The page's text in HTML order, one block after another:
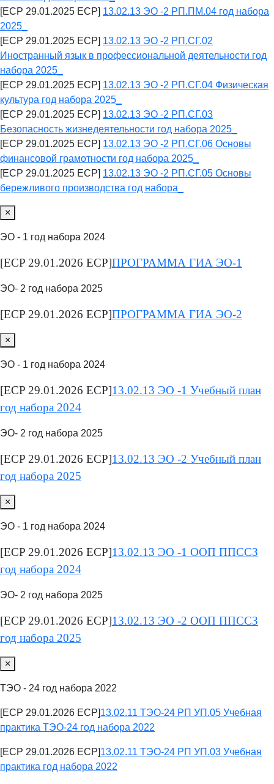
[ECP 29.01.2025 ECP] 13.02.13 ЭО -2 РП.ПМ.04 год набора
2025_
[ECP 29.01.2025 ECP] 13.02.13 ЭО -2 РП.СГ.02
Иностранный язык в профессиональной деятельности год
набора 2025_
[ECP 29.01.2025 ECP] 13.02.13 ЭО -2 РП.СГ.04 Физическая
культура год набора 2025_
[ECP 29.01.2025 ECP] 13.02.13 ЭО -2 РП.СГ.03
Безопасность жизнедеятельности год набора 2025_
[ECP 29.01.2025 ECP] 13.02.13 ЭО -2 РП.СГ.06 Основы
финансовой грамотности год набора 2025_
[ECP 29.01.2025 ECP] 13.02.13 ЭО -2 РП.СГ.05 Основы
бережливого производства год набора_
×
ЭО - 1 год набора 2024
[ECP 29.01.2026 ECP]ПРОГРАММА ГИА ЭО-1
ЭО- 2 год набора 2025
[ECP 29.01.2026 ECP]ПРОГРАММА ГИА ЭО-2
×
ЭО - 1 год набора 2024
[ECP 29.01.2026 ECP]13.02.13 ЭО -1 Учебный план
год набора 2024
ЭО- 2 год набора 2025
[ECP 29.01.2026 ECP]13.02.13 ЭО -2 Учебный план
год набора 2025
×
ЭО - 1 год набора 2024
[ECP 29.01.2026 ECP]13.02.13 ЭО -1 ООП ППССЗ
год набора 2024
ЭО- 2 год набора 2025
[ECP 29.01.2026 ECP]13.02.13 ЭО -2 ООП ППССЗ
год набора 2025
×
ТЭО - 24 год набора 2022
[ECP 29.01.2026 ECP]13.02.11 ТЭО-24 РП УП.05 Учебная
практика ТЭО-24 год набора 2022
[ECP 29.01.2026 ECP]13.02.11 ТЭО-24 РП УП.03 Учебная
практика год набора 2022